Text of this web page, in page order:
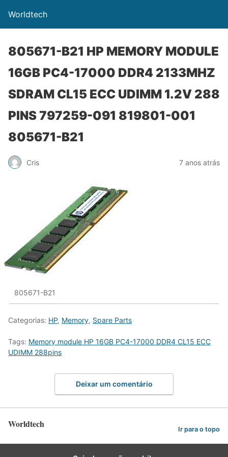
Worldtech
805671-B21 HP MEMORY MODULE
16GB PC4-17000 DDR4 2133MHZ
SDRAM CL15 ECC UDIMM 1.2V 288
PINS 797259-091 819801-001
805671-B21
Cris 7 anos atrás
805671-B21
Categorias: HP, Memory, Spare Parts
Tags: Memory module HP 16GB PC4-17000 DDR4 CL15 ECC
UDIMM 288pins
Deixar um comentário
Worldtech Ir para o topo